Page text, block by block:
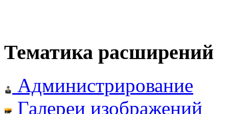
Тематика расширений
Администрирование
Галереи изображений